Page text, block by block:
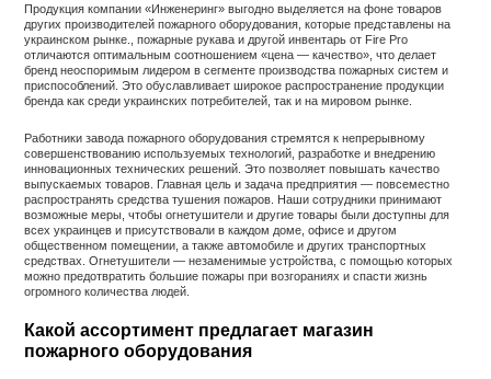
Продукция компании «Инженеринг» выгодно выделяется на фоне товаров
других производителей пожарного оборудования, которые представлены на
украинском рынке., пожарные рукава и другой инвентарь от Fire Pro
отличаются оптимальным соотношением «цена — качество», что делает
бренд неоспоримым лидером в сегменте производства пожарных систем и
приспособлений. Это обуславливает широкое распространение продукции
бренда как среди украинских потребителей, так и на мировом рынке.
Работники завода пожарного оборудования стремятся к непрерывному
совершенствованию используемых технологий, разработке и внедрению
инновационных технических решений. Это позволяет повышать качество
выпускаемых товаров. Главная цель и задача предприятия — повсеместно
распространять средства тушения пожаров. Наши сотрудники принимают
возможные меры, чтобы огнетушители и другие товары были доступны для
всех украинцев и присутствовали в каждом доме, офисе и другом
общественном помещении, а также автомобиле и других транспортных
средствах. Огнетушители — незаменимые устройства, с помощью которых
можно предотвратить большие пожары при возгораниях и спасти жизнь
огромного количества людей.
Какой ассортимент предлагает магазин
пожарного оборудования